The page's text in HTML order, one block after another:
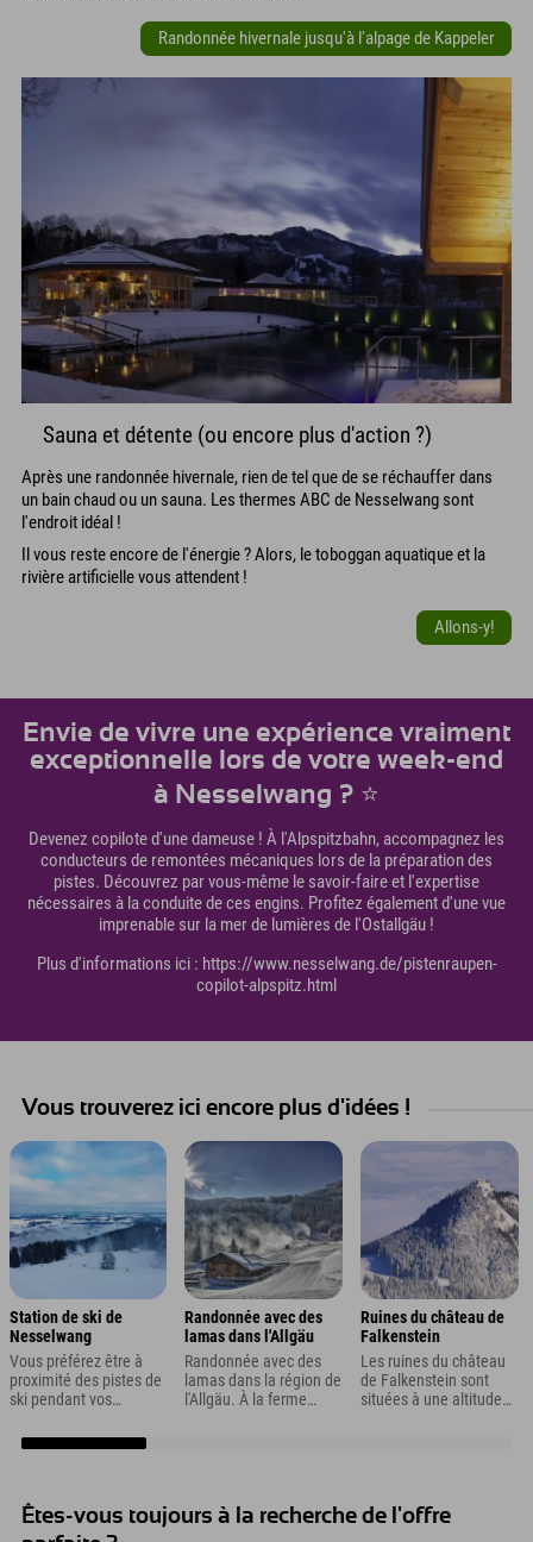
Randonnée hivernale jusqu'à l'alpage de Kappeler
Sauna et détente (ou encore plus d'action ?)
Après une randonnée hivernale, rien de tel que de se réchauffer dans
un bain chaud ou un sauna. Les thermes ABC de Nesselwang sont
l'endroit idéal !
Il vous reste encore de l'énergie ? Alors, le toboggan aquatique et la
rivière artificielle vous attendent !
Allons-y!
Envie de vivre une expérience vraiment
exceptionnelle lors de votre week-end
à Nesselwang ? ⭐️
Devenez copilote d'une dameuse ! À l'Alpspitzbahn, accompagnez les
conducteurs de remontées mécaniques lors de la préparation des
pistes. Découvrez par vous-même le savoir-faire et l'expertise
nécessaires à la conduite de ces engins. Profitez également d'une vue
imprenable sur la mer de lumières de l'Ostallgäu !
Plus d'informations ici : https://www.nesselwang.de/pistenraupen-
copilot-alpspitz.html
Vous trouverez ici encore plus d'idées !
Station de ski de
Nesselwang
Vous préférez être à
proximité des pistes de
ski pendant vos
région de l'Allgäu ?
téléphérique
Alpspitzbahn à
Randonnée avec des
lamas dans l'Allgäu
Randonnée avec des
lamas dans la région de
l'Allgäu. À la ferme
l'Allgäu.
Ruines du château de
Falkenstein
Les ruines du château
de Falkenstein sont
situées à une altitude
Êtes-vous toujours à la recherche de l'offre